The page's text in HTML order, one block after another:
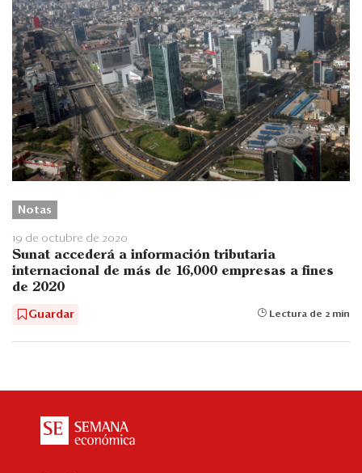
Notas
19 de octubre de 2020
Sunat accederá a información tributaria
internacional de más de 16,000 empresas a fines
de 2020
Guardar Lectura de 2 min